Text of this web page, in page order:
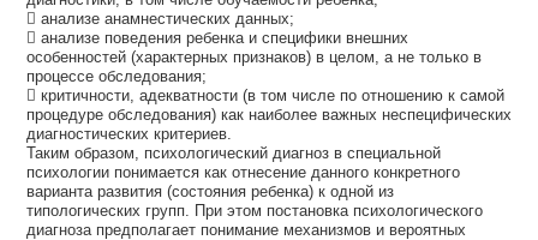
 анализе анамнестических данных;
 анализе поведения ребенка и специфики внешних
особенностей (характерных признаков) в целом, а не только в
процессе обследования;
 критичности, адекватности (в том числе по отношению к самой
процедуре обследования) как наиболее важных неспецифических
диагностических критериев.
Таким образом, психологический диагноз в специальной
психологии понимается как отнесение данного конкретного
варианта развития (состояния ребенка) к одной из
типологических групп. При этом постановка психологического
диагноза предполагает понимание механизмов и вероятных